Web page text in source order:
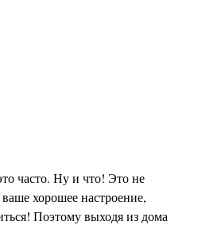
часто. Ну и что! Это не
хорошее настроение,
Поэтому выходя из дома